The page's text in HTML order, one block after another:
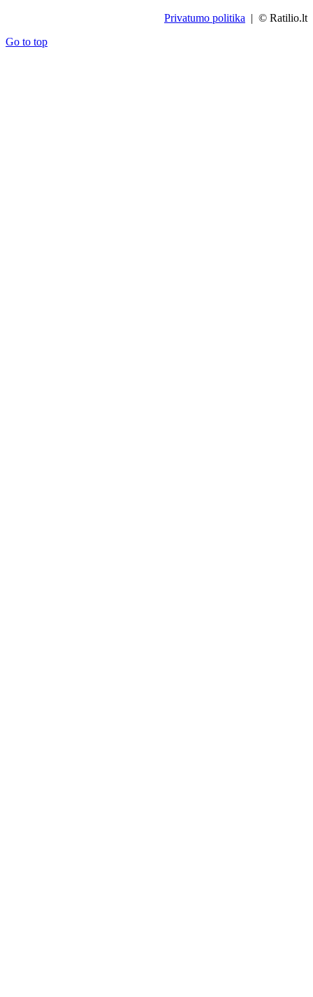
Privatumo politika | © Ratilio.lt
Go to top